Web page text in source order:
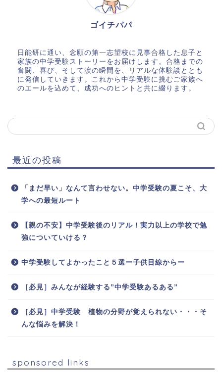
ゴイチパパ
日能研に通い、念願の第一志望校に見事合格した息子と
家族の中学受験ストーリーをお届けします。合格までの
奮闘、喜び、そして涙の瞬間を、リアルな体験談ととも
に発信していきます。これから中学受験に挑むご家族へ
のエールを込めて、成功へのヒントと共に綴ります。
最近の投稿
「まだ早い」なんて言わせない。中学受験の夏こそ、大
学への最短ルート
【親の不安】中学受験後のリアル！実力以上の学校で勉
強についていける？
中学受験してよかったこと５選ー子供目線からー
［必見］みんなが経験する”中学受験あるある”
［必見］中学受験 植物の分野が覚えられない・・・そ
んな悩みを解決！
sponsored links